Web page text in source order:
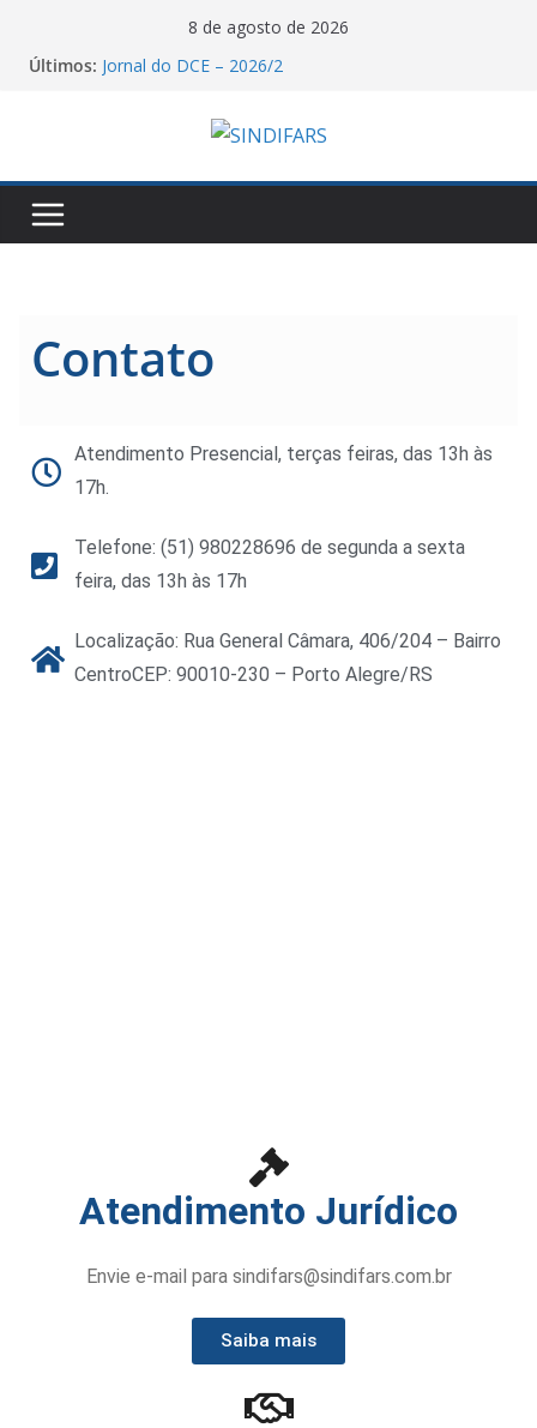
8 de agosto de 2026
Últimos: Jornal do DCE – 2026/2
Aprovação do Piso Salarial dos Farmacêuticos
O Sindifars e a CTB-RS convoca a todos para o dia
Saudação e Gratidão do Sindifars aos Estudantes
Contato
Atendimento Presencial, terças feiras, das 13h às
17h.
Telefone: (51) 980228696 de segunda a sexta
feira, das 13h às 17h
Localização: Rua General Câmara, 406/204 – Bairro
CentroCEP: 90010-230 – Porto Alegre/RS
Atendimento Jurídico
Envie e-mail para sindifars@sindifars.com.br
Saiba mais